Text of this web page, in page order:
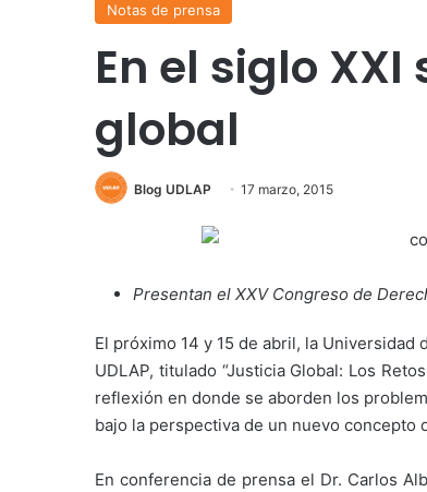
Notas de prensa
En el siglo
global
Blog UDLAP 17 marzo, 2015
Presentan el XXV Congreso de
El próximo 14 y 15 de abril, la Universidad
UDLAP, titulado “Justicia Global: Los
reflexión en donde se aborden los
bajo la perspectiva de un nuevo concepto
En conferencia de prensa el Dr. Carlos